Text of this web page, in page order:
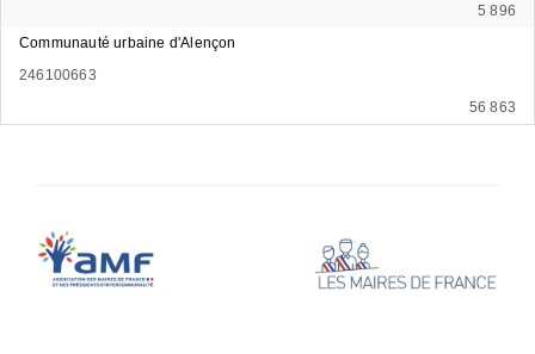
5 896
Communauté urbaine d'Alençon
246100663
56 863